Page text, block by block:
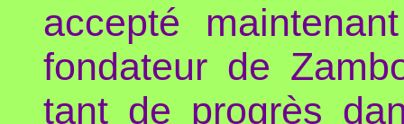
accepté
fondateur de
tant de progrès